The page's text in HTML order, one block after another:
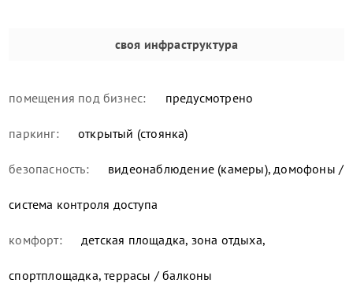
своя инфраструктура
помещения под бизнес: предусмотрено
паркинг: открытый (стоянка)
безопасность: видеонаблюдение (камеры), домофоны /
система контроля доступа
комфорт: детская площадка, зона отдыха,
спортплощадка, террасы / балконы